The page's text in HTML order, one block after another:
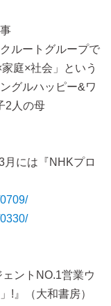
事
ルートグループで
庭×社会」という
グルハッピー&ワ
2人の母
には『NHKプロ
ントNO.1営業ウ
!』（大和書房）